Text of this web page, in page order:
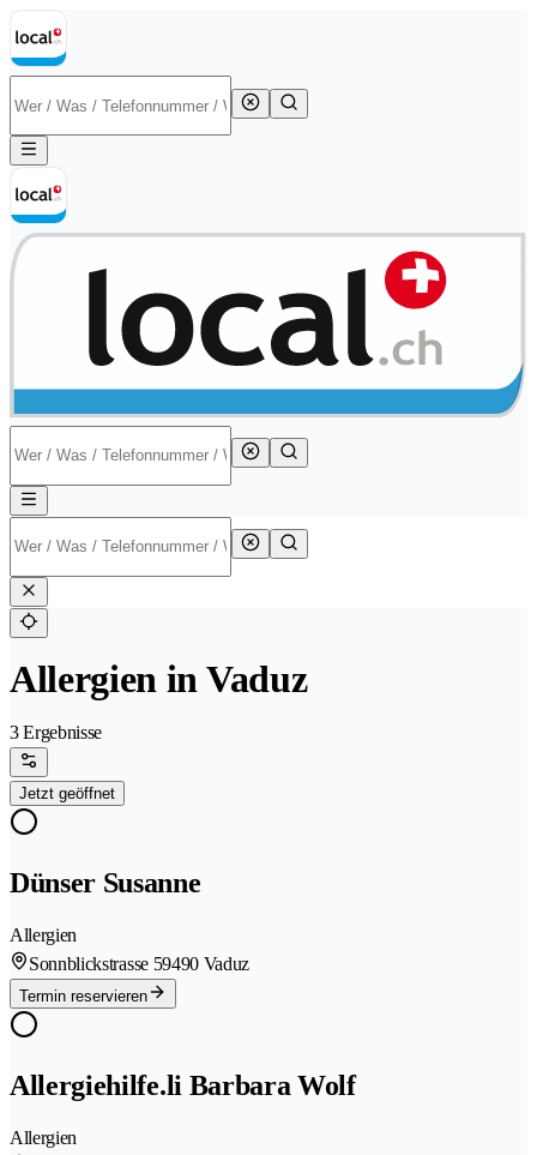
Allergien in Vaduz
3 Ergebnisse
Jetzt geöffnet
Dünser Susanne
Allergien
Sonnblickstrasse 59490 Vaduz
Termin reservieren
Allergiehilfe.li Barbara Wolf
Allergien